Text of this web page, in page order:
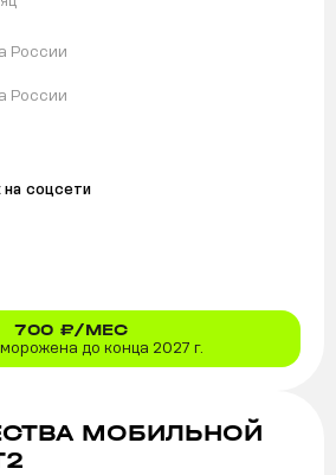
России
России
на соцсети
700 ₽/МЕС
до конца 2027 г.
МОБИЛЬНОЙ